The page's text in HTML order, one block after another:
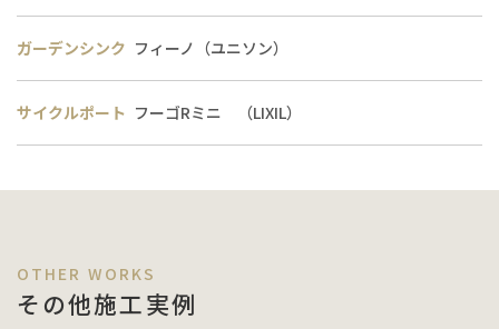
ガーデンシンク フィーノ（ユニソン）
サイクルポート フーゴRミニ （LIXIL）
その他施工実例